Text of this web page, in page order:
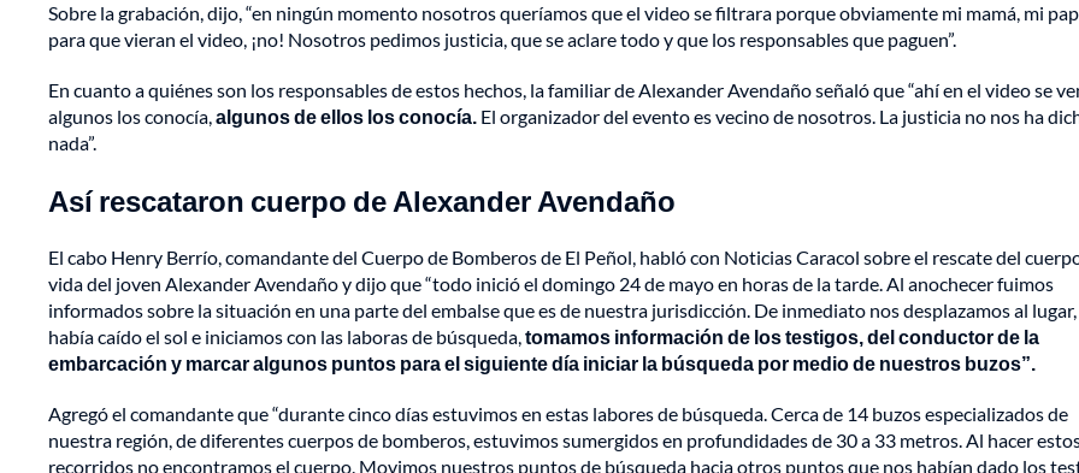
Sobre la grabación, dijo, “en ningún momento nosotros queríamos que el video se filtrara porque obviamente mi mamá, mi
para que vieran el video, ¡no! Nosotros pedimos justicia, que se aclare todo y que los responsables que paguen”.
En cuanto a quiénes son los responsables de estos hechos, la familiar de Alexander Avendaño señaló que “ahí en el video se
algunos los conocía,algunos de ellos los conocía. El organizador del evento es vecino de nosotros. La justicia no nos ha
nada”.
Así rescataron cuerpo de Alexander Avendaño
El cabo Henry Berrío, comandante del Cuerpo de Bomberos de El Peñol, habló con Noticias Caracol sobre el rescate del
vida del joven Alexander Avendaño y dijo que “todo inició el domingo 24 de mayo en horas de la tarde. Al anochecer fuimos
informados sobre la situación en una parte del embalse que es de nuestra jurisdicción. De inmediato nos desplazamos al
había caído el sol e iniciamos con las laboras de búsqueda,tomamos información de los testigos, del conductor de la
embarcación y marcar algunos puntos para el siguiente día iniciar la búsqueda por medio de nuestros buzos”.
Agregó el comandante que “durante cinco días estuvimos en estas labores de búsqueda. Cerca de 14 buzos especializados de
nuestra región, de diferentes cuerpos de bomberos, estuvimos sumergidos en profundidades de 30 a 33 metros. Al hacer
recorridos no encontramos el cuerpo. Movimos nuestros puntos de búsqueda hacia otros puntos que nos habían dado los